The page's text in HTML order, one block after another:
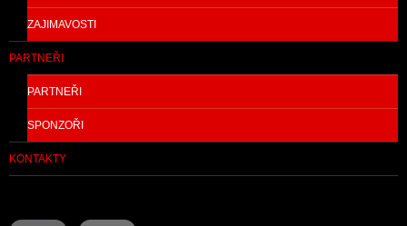
ZAJIMAVOSTI
PARTNEŘI
PARTNEŘI
SPONZOŘI
KONTAKTY